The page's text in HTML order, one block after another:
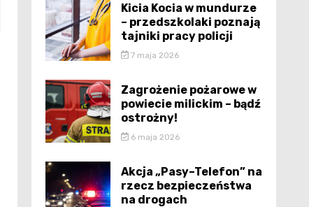
Kicia Kocia w mundurze
– przedszkolaki poznają
tajniki pracy policji
7 maja 2026
Zagrożenie pożarowe w
powiecie milickim – bądź
ostrożny!
6 maja 2026
Akcja „Pasy–Telefon” na
rzecz bezpieczeństwa
na drogach